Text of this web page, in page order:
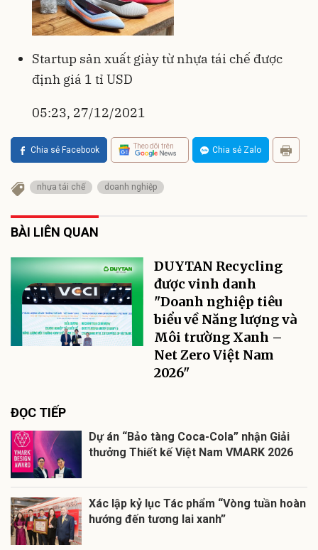
Startup sản xuất giày từ nhựa tái chế được
định giá 1 tỉ USD
05:23, 27/12/2021
Chia sẻ Facebook Theo dõi trên Chia sẻ Zalo
nhựa tái chế doanh nghiệp
BÀI LIÊN QUAN
DUYTAN Recycling
được vinh danh
"Doanh nghiệp tiêu
biểu về Năng lượng và
Môi trường Xanh –
Net Zero Việt Nam
2026"
ĐỌC TIẾP
Dự án “Bảo tàng Coca-Cola” nhận Giải
thưởng Thiết kế Việt Nam VMARK 2026
Xác lập kỷ lục Tác phẩm “Vòng tuần hoàn
hướng đến tương lai xanh”